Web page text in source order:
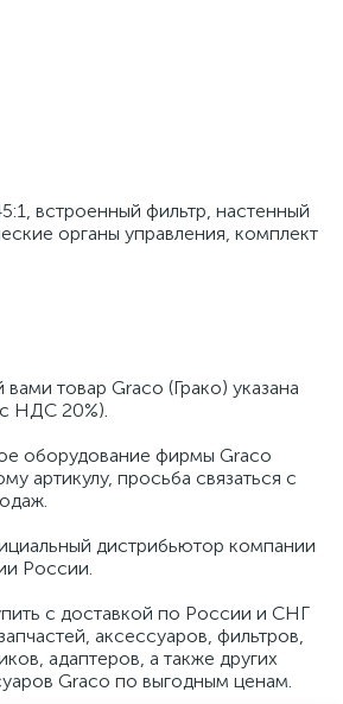
встроенный фильтр, настенный
органы управления, комплект
товар Graco (Грако) указана
НДС 20%).
оборудование фирмы Graco
артикулу, просьба связаться с
дистрибьютор компании
России.
с доставкой по России и СНГ
аксессуаров, фильтров,
адаптеров, а также других
Graco по выгодным ценам.